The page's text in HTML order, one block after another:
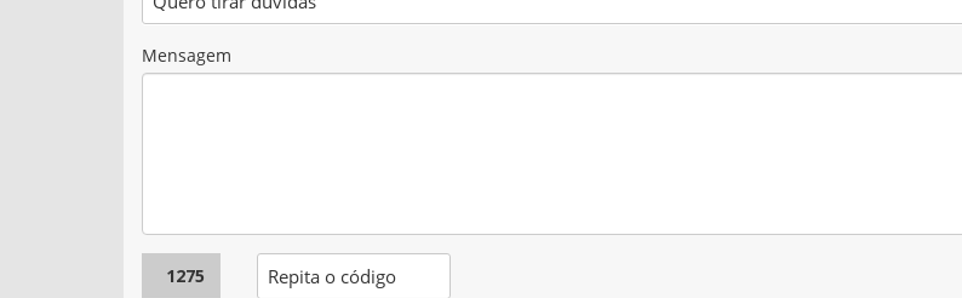
Mensagem
1275